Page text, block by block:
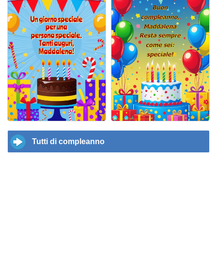
Tutti di compleanno